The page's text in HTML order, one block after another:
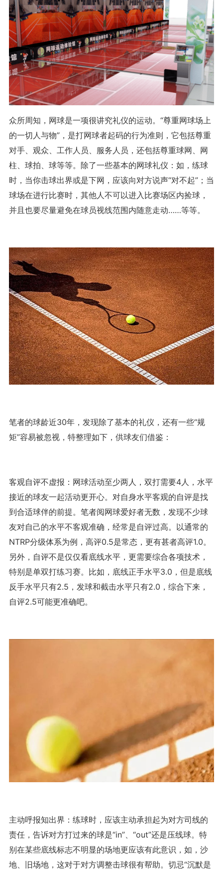
众所周知，网球是一项很讲究礼仪的运动。“尊重网球场上
的一切人与物”，是打网球者起码的行为准则，它包括尊重
对手、观众、工作人员、服务人员，还包括尊重球网、网
柱、球拍、球等等。除了一些基本的网球礼仪：如，练球
时，当你击球出界或是下网，应该向对方说声“对不起”；当
球场在进行比赛时，其他人不可以进入比赛场区内捡球，
并且也要尽量避免在球员视线范围内随意走动……等等。
笔者的球龄近30年，发现除了基本的礼仪，还有一些“规
矩”容易被忽视，特整理如下，供球友们借鉴：
客观自评不虚报：网球活动至少两人，双打需要4人，水平
接近的球友一起活动更开心。对自身水平客观的自评是找
到合适球伴的前提。笔者阅网球爱好者无数，发现不少球
友对自己的水平不客观准确，经常是自评过高。以通常的
NTRP分级体系为例，高评0.5是常态，更有甚者高评1.0。
另外，自评不是仅仅看底线水平，更需要综合各项技术，
特别是单双打练习赛。比如，底线正手水平3.0，但是底线
反手水平只有2.5，发球和截击水平只有2.0，综合下来，
自评2.5可能更准确吧。
主动呼报知出界：练球时，应该主动承担起为对方司线的
责任，告诉对方打过来的球是“in”、“out”还是压线球。特
别在某些底线标志不明显的场地更应该有此意识，如，沙
地、旧场地，这对于对方调整击球很有帮助。切忌“沉默是